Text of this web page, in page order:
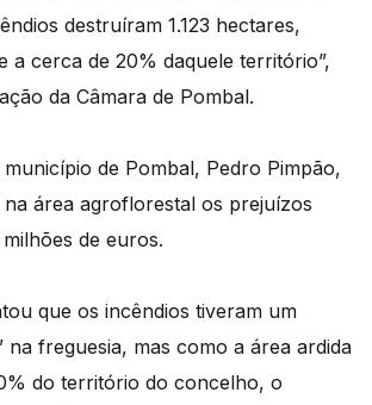
destruíram 1.123 hectares,
a cerca de 20% daquele território”,
da Câmara de Pombal.
de Pombal, Pedro Pimpão,
área agroflorestal os prejuízos
de euros.
que os incêndios tiveram um
na freguesia, mas como a área ardida
do território do concelho, o